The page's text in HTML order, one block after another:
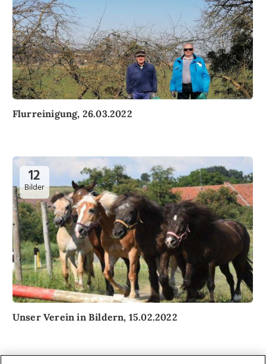
Flurreinigung, 26.03.2022
12
Bilder
Unser Verein in Bildern, 15.02.2022